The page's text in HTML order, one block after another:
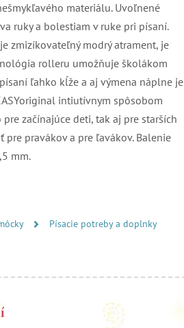
materiálu. Uvoľnené
ruky a bolestiam v ruke pri písaní.
zmizíkovateľný modrý atrament, je
rolleru umožňuje školákom
ľahko kĺže a aj výmena náplne je
intiutívnym spôsobom
začínajúce deti, tak aj pre starších
pravákov a pre ľavákov. Balenie
mm.
Písacie potreby a doplnky